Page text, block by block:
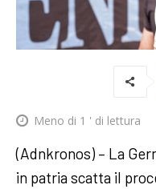
Meno di 1 ' di lettura
(Adnkronos) – La
in patria scatta il